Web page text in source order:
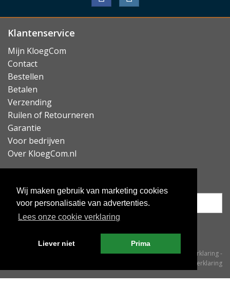
Wij maken gebruik van marketing cookies
voor personalisatie van advertenties.
Lees onze cookie verklaring
Liever niet Prima
Klantenservice
Mijn KloegCom
Contact
Bestellen
Betalen
Verzending
Ruilen of Retourneren
Garantie
Voor bedrijven
Over KloegCom.nl
Algemene voorwaarden-Cookieverklaring-
Privacyverklaring